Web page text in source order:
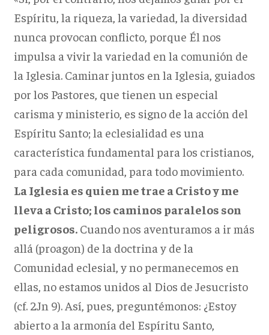
Espíritu, la riqueza, la variedad, la diversidad
nunca provocan conflicto, porque Él nos
impulsa a vivir la variedad en la comunión de
la Iglesia. Caminar juntos en la Iglesia, guiados
por los Pastores, que tienen un especial
carisma y ministerio, es signo de la acción del
Espíritu Santo; la eclesialidad es una
característica fundamental para los cristianos,
para cada comunidad, para todo movimiento.
La Iglesia es quien me trae a Cristo y me
lleva a Cristo; los caminos paralelos son
peligrosos.Cuando nos aventuramos a ir más
allá (proagon) de la doctrina y de la
Comunidad eclesial, y no permanecemos en
ellas, no estamos unidos al Dios de Jesucristo
(cf. 2Jn 9). Así, pues, preguntémonos: ¿Estoy
abierto a la armonía del Espíritu Santo,